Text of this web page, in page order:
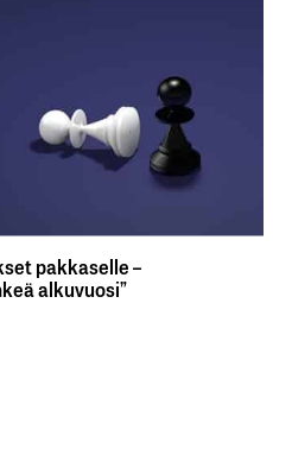
pakkaselle –
alkuvuosi”